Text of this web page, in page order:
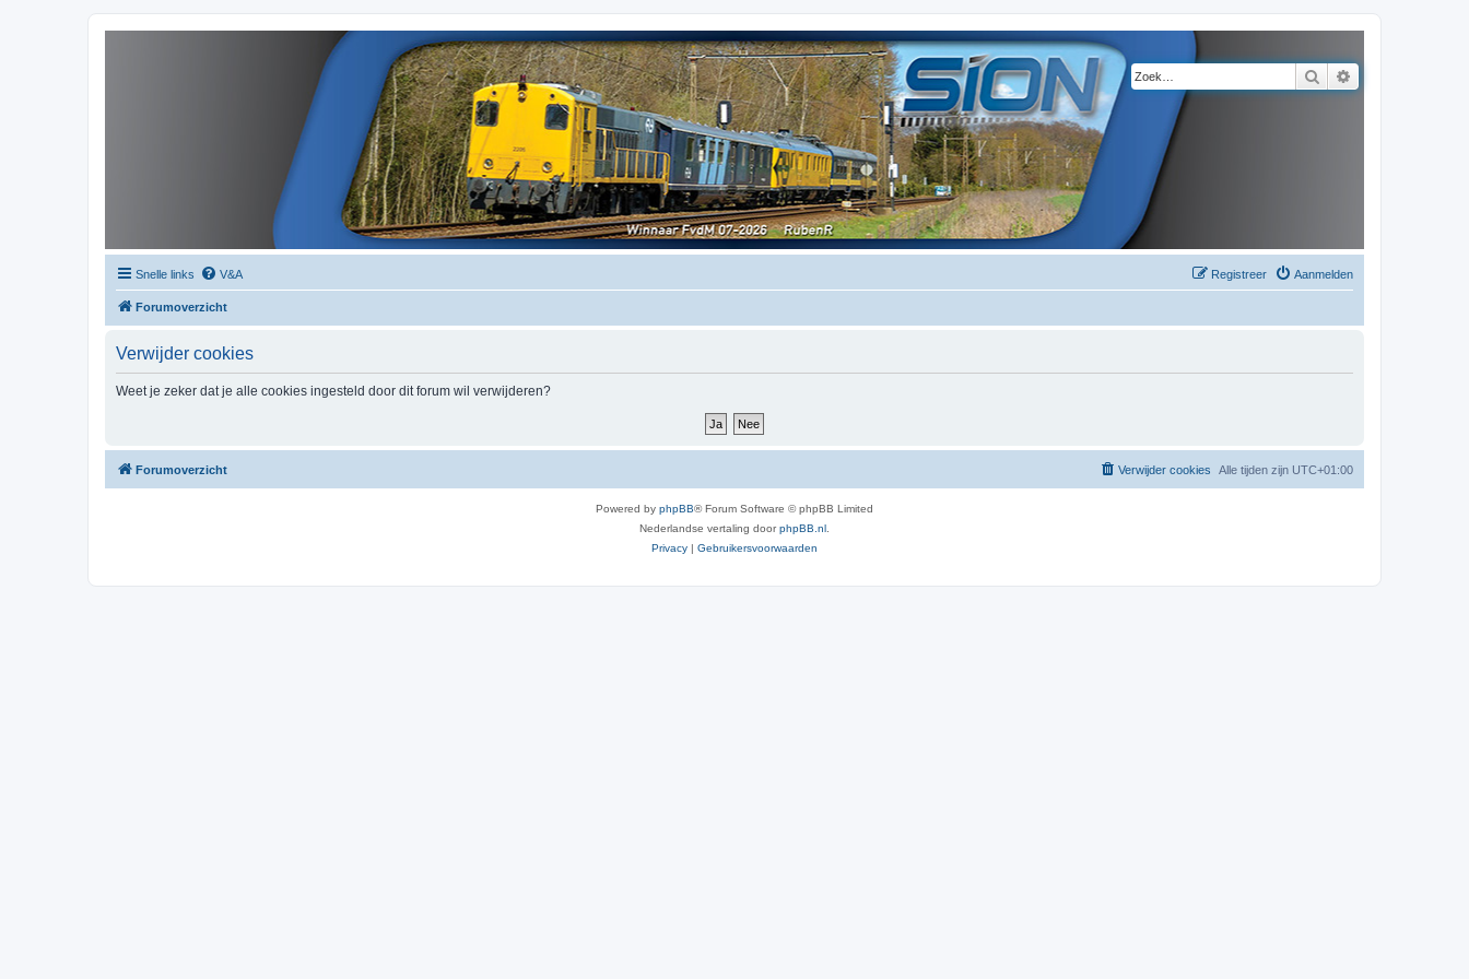
Zoek
Snelle links V&A Aanmelden
Registreer
Forumoverzicht
Verwijder cookies
Weet je zeker dat je alle cookies ingesteld door dit forum wil verwijderen?
Forumoverzicht Alle tijden zijn UTC+01:00
Verwijder cookies
Powered by phpBB® Forum Software © phpBB Limited
Nederlandse vertaling doorphpBB.nl
Privacy | Gebruikersvoorwaarden